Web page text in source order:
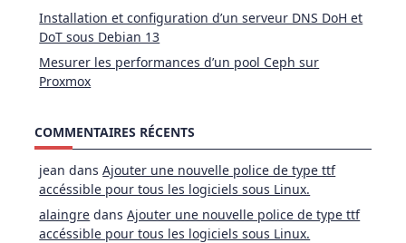
Installation et configuration d’un serveur DNS DoH et
DoT sous Debian 13
Mesurer les performances d’un pool Ceph sur
Proxmox
COMMENTAIRES RÉCENTS
jean dansAjouter une nouvelle police de type ttf
accéssible pour tous les logiciels sous Linux.
alaingre dansAjouter une nouvelle police de type ttf
accéssible pour tous les logiciels sous Linux.